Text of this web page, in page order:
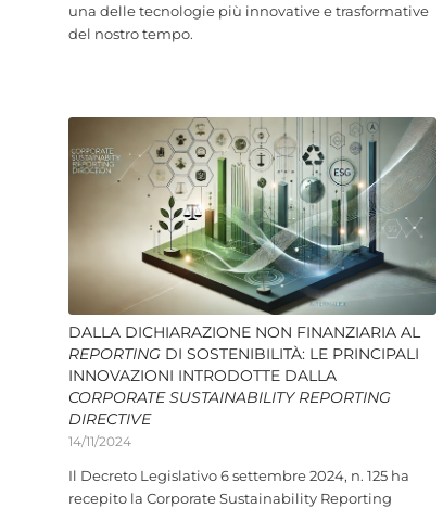
una delle tecnologie più innovative e trasformative
del nostro tempo.
DALLA DICHIARAZIONE NON FINANZIARIA AL
REPORTING DI SOSTENIBILITÀ: LE PRINCIPALI
INNOVAZIONI INTRODOTTE DALLA
CORPORATE SUSTAINABILITY REPORTING
DIRECTIVE
14/11/2024
Il Decreto Legislativo 6 settembre 2024, n. 125 ha
recepito la Corporate Sustainability Reporting